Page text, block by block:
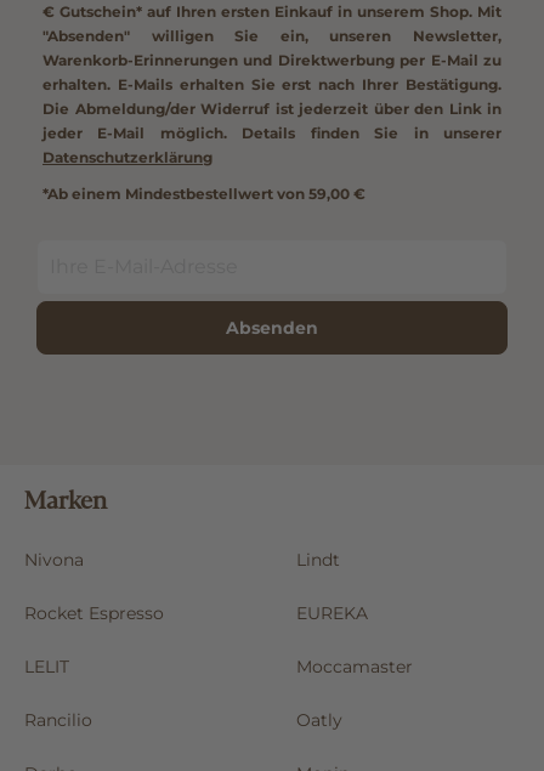
€ Gutschein* auf Ihren ersten Einkauf in unserem Shop. Mit
"Absenden" willigen Sie ein, unseren Newsletter,
Warenkorb-Erinnerungen und Direktwerbung per E-Mail zu
erhalten. E-Mails erhalten Sie erst nach Ihrer Bestätigung.
Die Abmeldung/der Widerruf ist jederzeit über den Link in
jeder E-Mail möglich. Details finden Sie in unserer
Datenschutzerklärung
*Ab einem Mindestbestellwert von 59,00 €
Absenden
Marken
Nivona Lindt
Rocket Espresso EUREKA
LELIT Moccamaster
Rancilio Oatly